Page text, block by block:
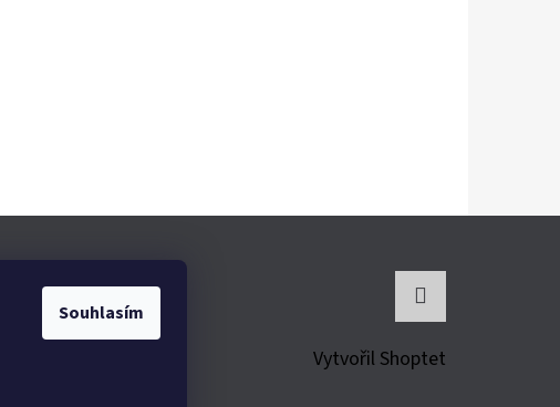
Souhlasím
Vytvořil Shoptet